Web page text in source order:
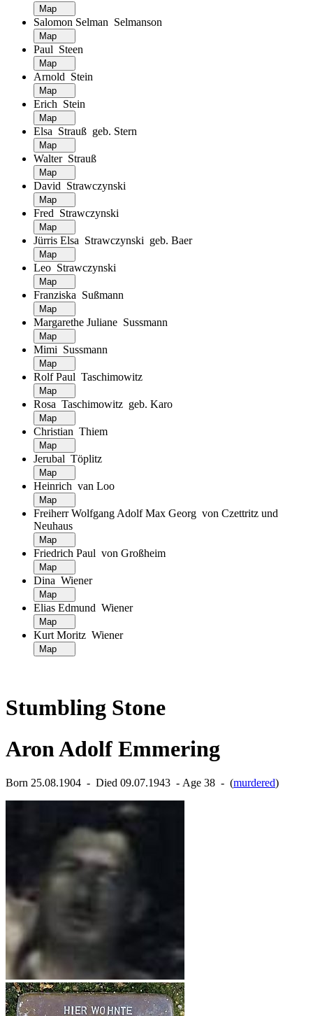
Salomon Selman Selmanson
Paul Steen
Arnold Stein
Erich Stein
Elsa Strauß geb. Stern
Walter Strauß
David Strawczynski
Fred Strawczynski
Jürris Elsa Strawczynski geb. Baer
Leo Strawczynski
Franziska Sußmann
Margarethe Juliane Sussmann
Mimi Sussmann
Rolf Paul Taschimowitz
Rosa Taschimowitz geb. Karo
Christian Thiem
Jerubal Töplitz
Heinrich van Loo
Freiherr Wolfgang Adolf Max Georg von Czettritz und
Neuhaus
Friedrich Paul von Großheim
Dina Wiener
Elias Edmund Wiener
Kurt Moritz Wiener
Stumbling Stone
Aron Adolf Emmering
Born 25.08.1904 ‐ Died 09.07.1943 ‐ Age 38 ‐ (murdered)